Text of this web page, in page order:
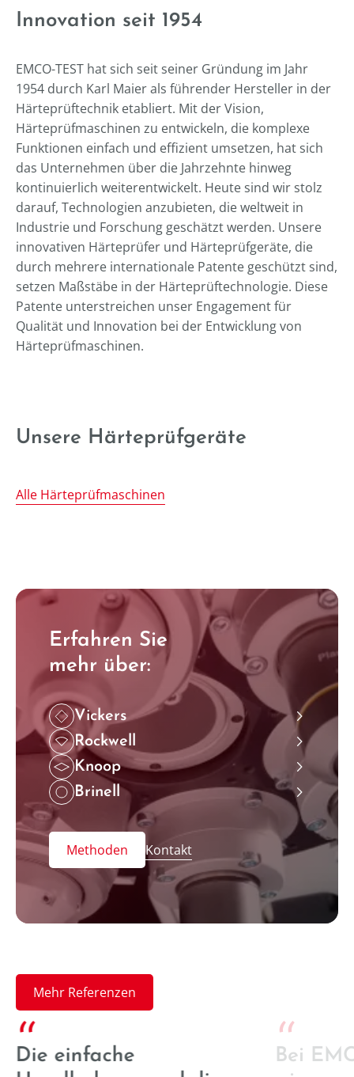
Innovation seit 1954
EMCO-TEST hat sich seit seiner Gründung im Jahr
1954 durch Karl Maier als führender Hersteller in der
Härteprüftechnik etabliert. Mit der Vision,
Härteprüfmaschinen zu entwickeln, die komplexe
Funktionen einfach und effizient umsetzen, hat sich
das Unternehmen über die Jahrzehnte hinweg
kontinuierlich weiterentwickelt. Heute sind wir stolz
darauf, Technologien anzubieten, die weltweit in
Industrie und Forschung geschätzt werden. Unsere
innovativen Härteprüfer und Härteprüfgeräte, die
durch mehrere internationale Patente geschützt sind,
setzen Maßstäbe in der Härteprüftechnologie. Diese
Patente unterstreichen unser Engagement für
Qualität und Innovation bei der Entwicklung von
Härteprüfmaschinen.
Unsere Härteprüfgeräte
Alle Härteprüfmaschinen
Erfahren Sie
mehr über:
Vickers ˃
Rockwell ˃
Knoop ˃
Brinell ˃
Methoden Kontakt
“
Die einfache
“
Bei
Mehr Referenzen